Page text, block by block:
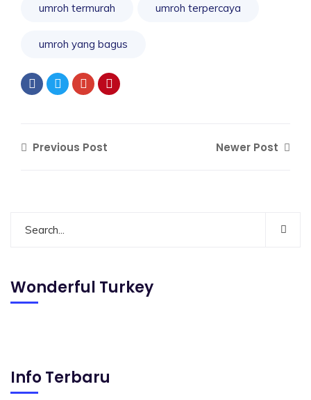
umroh termurah umroh terpercaya
umroh yang bagus
Previous Post Newer Post
Wonderful Turkey
Info Terbaru